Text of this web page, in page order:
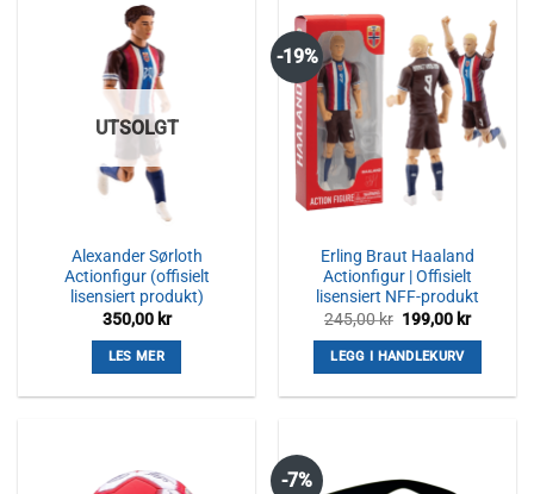
UTSOLGT
Alexander Sørloth
Actionfigur (offisielt
lisensiert produkt)
350,00 kr
LES MER
-19%
Erling Braut Haaland
Actionfigur | Offisielt
lisensiert NFF-produkt
245,00kr Opprinnelig
var:
245,00 kr.
199,00 kr
LEGG I HANDLEKURV
-7%